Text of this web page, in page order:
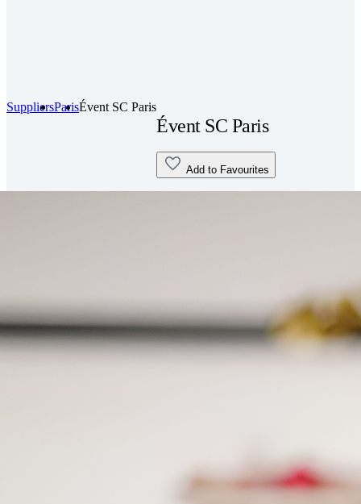
SuppliersParisÉvent SC Paris
Évent SC Paris
Add to Favourites